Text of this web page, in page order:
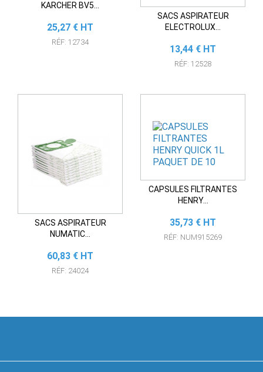
KARCHER BV5...
Prix
25,27 € HT
RÉF: 12734
SACS ASPIRATEUR
ELECTROLUX...
Prix
13,44 € HT
RÉF: 12528
SACS ASPIRATEUR
NUMATIC...
Prix
60,83 € HT
RÉF: 24024
CAPSULES FILTRANTES
HENRY...
Prix
35,73 € HT
RÉF: NUM915269